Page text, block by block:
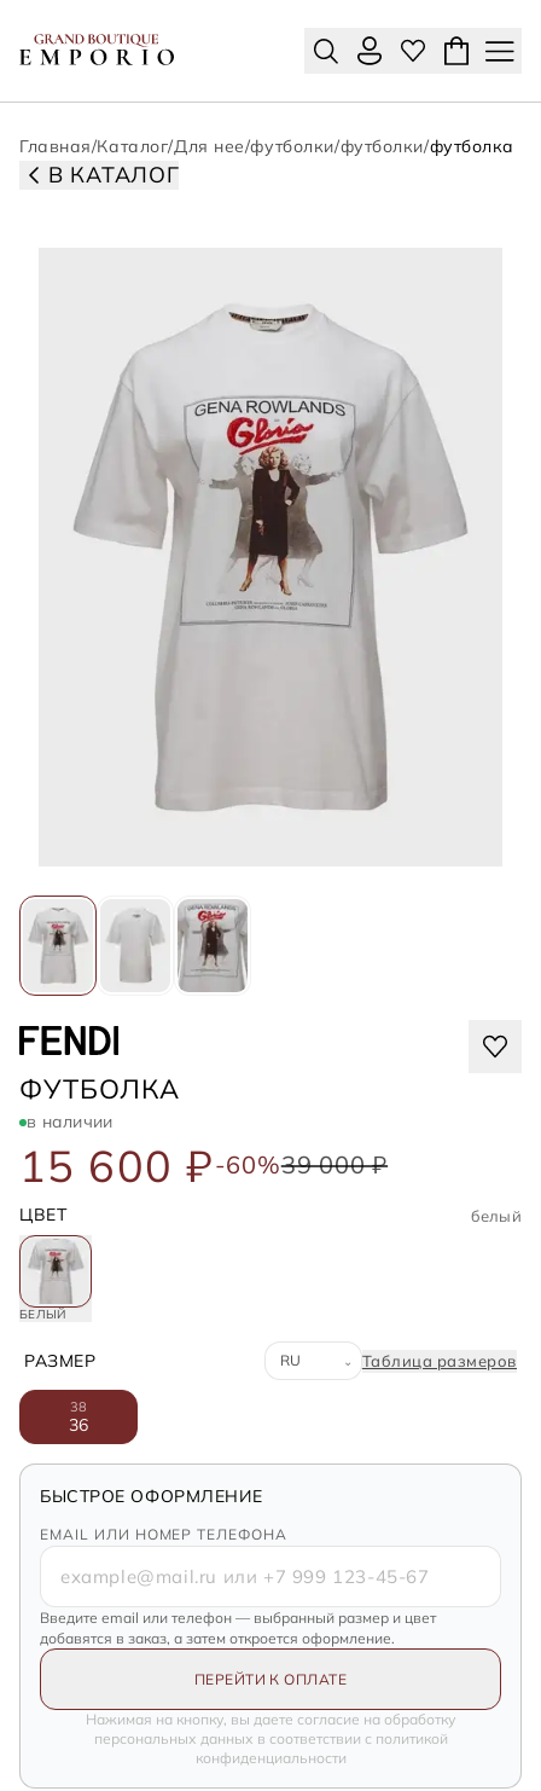
Главная/Каталог/Для нее/футболки/футболки/футболка
В КАТАЛОГ
FENDI
ФУТБОЛКА
в наличии
15 600 ₽-60%39 000 ₽
ЦВЕТ белый
БЕЛЫЙ
РАЗМЕР Система размеров
⌄ Таблица размеров
38
36
БЫСТРОЕ ОФОРМЛЕНИЕ
EMAIL ИЛИ НОМЕР ТЕЛЕФОНА
Введите email или телефон — выбранный размер и цвет
добавятся в заказ, а затем откроется оформление.
ПЕРЕЙТИ К ОПЛАТЕ
Нажимая на кнопку, вы даете согласие на обработку
персональных данных в соответствии с политикой
конфиденциальности